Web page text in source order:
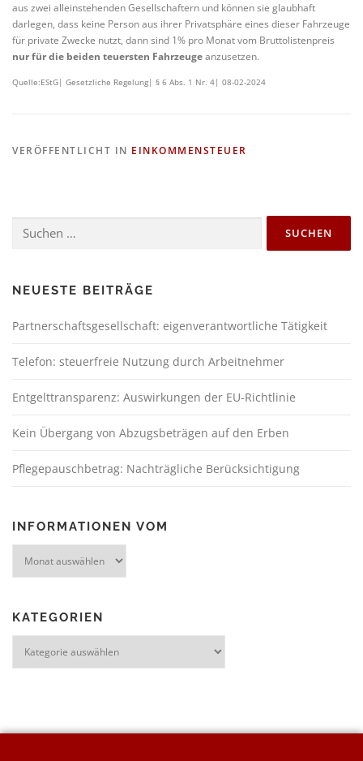
aus zwei alleinstehenden Gesellschaftern und können sie glaubhaft
darlegen, dass keine Person aus ihrer Privatsphäre eines dieser Fahrzeuge
für private Zwecke nutzt, dann sind 1% pro Monat vom Bruttolistenpreis
nur für die beiden teuersten Fahrzeugeanzusetzen.
Quelle:EStG| Gesetzliche Regelung| § 6 Abs. 1 Nr. 4| 08-02-2024
VERÖFFENTLICHT IN EINKOMMENSTEUER
NEUESTE BEITRÄGE
Partnerschaftsgesellschaft: eigenverantwortliche Tätigkeit
Telefon: steuerfreie Nutzung durch Arbeitnehmer
Entgelttransparenz: Auswirkungen der EU-Richtlinie
Kein Übergang von Abzugsbeträgen auf den Erben
Pflegepauschbetrag: Nachträgliche Berücksichtigung
INFORMATIONEN VOM
KATEGORIEN